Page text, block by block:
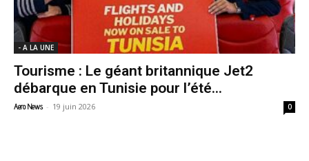
- A LA UNE
Tourisme : Le géant britannique Jet2
débarque en Tunisie pour l’été...
Aero News - 19 juin 2026 0